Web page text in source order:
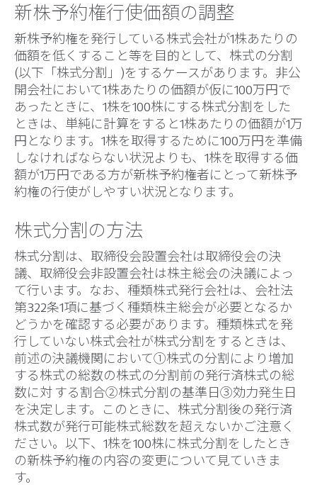
新株予約権行使価額の調整
新株予約権を発行している株式会社が1株あたりの
価額を低くすること等を目的として、株式の分割
(以下「株式分割」)をするケースがあります。非公
開会社において1株あたりの価額が仮に100万円で
あったときに、1株を100株にする株式分割をした
ときは、単純に計算をすると1株あたりの価額が1万
円となります。1株を取得するために100万円を準備
しなければならない状況よりも、1株を取得する価
額が1万円である方が新株予約権者にとって新株予
約権の行使がしやすい状況となります。
株式分割の方法
株式分割は、取締役会設置会社は取締役会の決
議、取締役会非設置会社は株主総会の決議によっ
て行います。なお、種類株式発行会社は、会社法
第322条1項に基づく種類株主総会が必要となるか
どうかを確認する必要があります。種類株式を発
行していない株式会社が株式分割をするときは、
前述の決議機関において①株式の分割により増加
する株式の総数の株式の分割前の発行済株式の総
数に対 する割合②株式分割の基準日③効力発生日
を決定します。このときに、株式分割後の発行済
株式数が発行可能株式総数を超えないかご注意く
ださい。以下、1株を100株に株式分割をしたとき
の新株予約権の内容の変更について見ていきま
す。